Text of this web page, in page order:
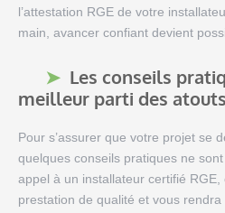
l’attestation RGE de votre
main, avancer confiant devient
Les conseils
meilleur parti des atouts
Pour s’assurer que votre projet se
quelques conseils pratiques ne
appel à un installateur certifié
prestation de qualité et vous